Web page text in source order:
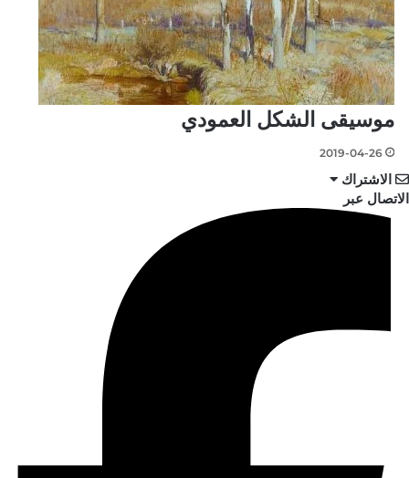
موسيقى الشكل العمودي
2019-04-26
الاشتراك
الاتصال عبر